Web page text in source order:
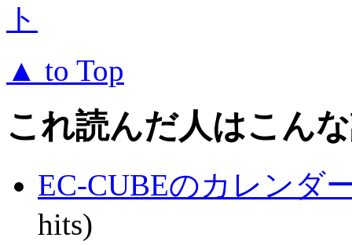
ト
▲ to Top
これ読んだ人はこん
EC-CUBEのカレンダ
hits)